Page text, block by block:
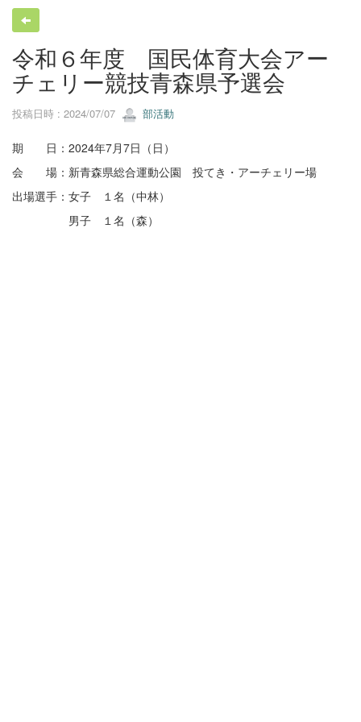
令和６年度 国民体育大会アー
チェリー競技青森県予選会
投稿日時 : 2024/07/07 部活動
期 日：2024年7月7日（日）
会 場：新青森県総合運動公園 投てき・アーチェリー場
出場選手：女子 １名（中林）
男子 １名（森）